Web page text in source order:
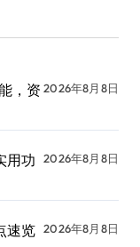
，资 2026年8月8日
用功
2026年8月8日
速览 2026年8月8日